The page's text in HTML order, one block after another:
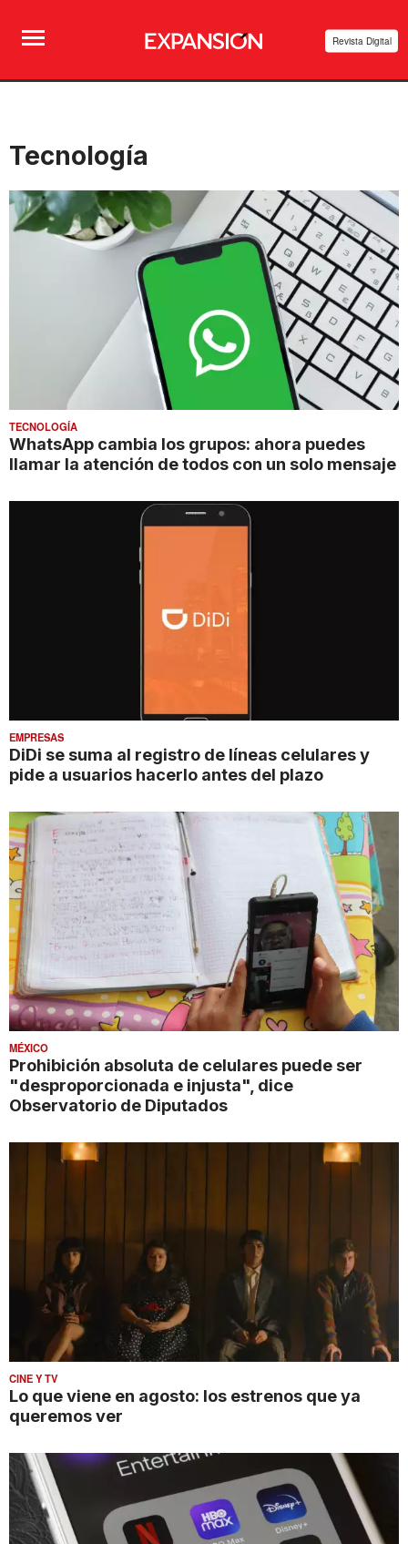
Revista Digital
Tecnología
TECNOLOGÍA
WhatsApp cambia los grupos: ahora puedes
llamar la atención de todos con un solo mensaje
EMPRESAS
DiDi se suma al registro de líneas celulares y
pide a usuarios hacerlo antes del plazo
MÉXICO
Prohibición absoluta de celulares puede ser
"desproporcionada e injusta", dice
Observatorio de Diputados
CINE Y TV
Lo que viene en agosto: los estrenos que ya
queremos ver